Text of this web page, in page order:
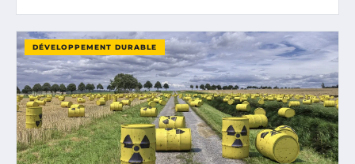
DÉVELOPPEMENT DURABLE